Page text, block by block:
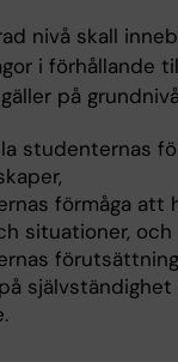
nivå skall
i förhållande
på
studenternas
förmåga att
situationer, och